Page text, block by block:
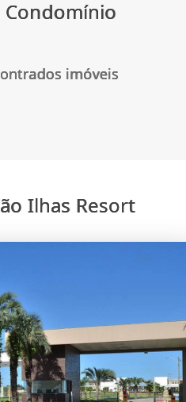
imóveis
Ilhas Resort